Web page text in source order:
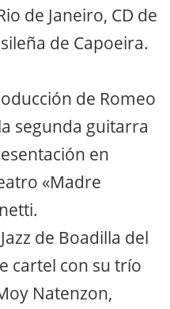
de Janeiro, CD de
de Capoeira.
de Romeo
segunda guitarra
en
«Madre
de Boadilla del
cartel con su trío
Natenzon,